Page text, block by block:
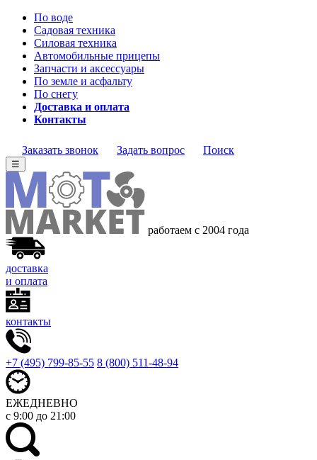
По воде
Садовая техника
Силовая техника
Автомобильные прицепы
Запчасти и аксессуары
По земле и асфальту
По снегу
Доставка и оплата
Контакты
Заказать звонок Задать вопрос Поиск
☰
работаем с 2004 года
доставка
и оплата
контакты
+7 (495) 799-85-55 8 (800) 511-48-94
ЕЖЕДНЕВНО
с 9:00 до 21:00